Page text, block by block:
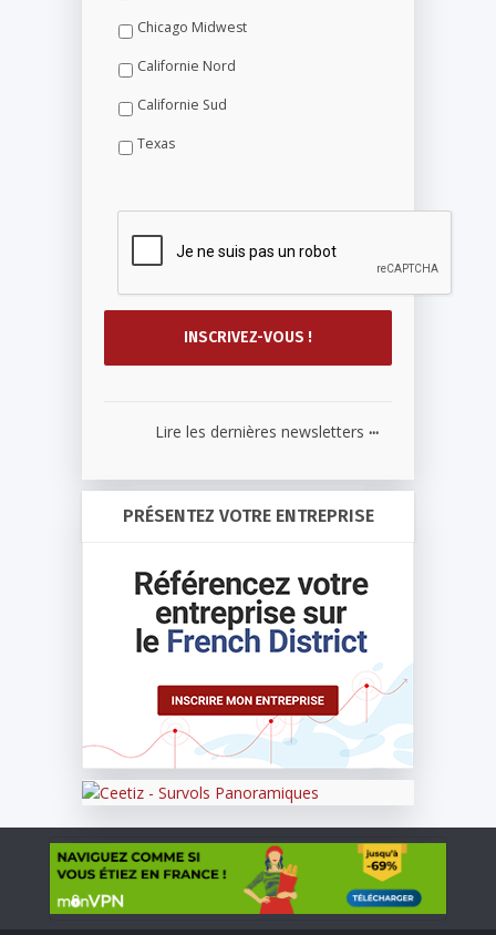
Chicago Midwest
Californie Nord
Californie Sud
Texas
Lire les dernières newsletters ...
PRÉSENTEZ VOTRE ENTREPRISE